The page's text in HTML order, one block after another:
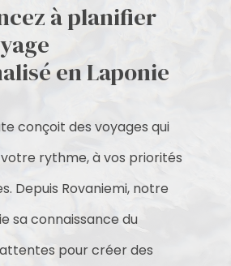
à planifier
en Laponie
conçoit des voyages qui
rythme, à vos priorités
Depuis Rovaniemi, notre
sa connaissance du
pour créer des